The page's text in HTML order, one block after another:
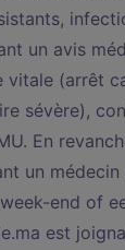
un avis
vitale (arrêt
sévère),
En
un
end of
est